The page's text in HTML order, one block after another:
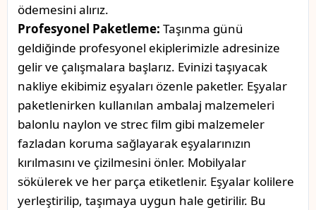
ödemesini alırız.
Profesyonel Paketleme: Taşınma günü
geldiğinde profesyonel ekiplerimizle adresinize
gelir ve çalışmalara başlarız. Evinizi taşıyacak
nakliye ekibimiz eşyaları özenle paketler. Eşyalar
paketlenirken kullanılan ambalaj malzemeleri
balonlu naylon ve strec film gibi malzemeler
fazladan koruma sağlayarak eşyalarınızın
kırılmasını ve çizilmesini önler. Mobilyalar
sökülerek ve her parça etiketlenir. Eşyalar kolilere
yerleştirilip, taşımaya uygun hale getirilir. Bu